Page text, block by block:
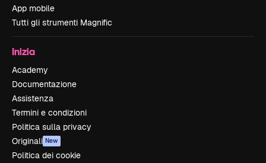
App mobile
Tutti gli strumenti Magnific
Inizia
Academy
Documentazione
Assistenza
Termini e condizioni
Politica sulla privacy
Originali New
Politica dei cookie